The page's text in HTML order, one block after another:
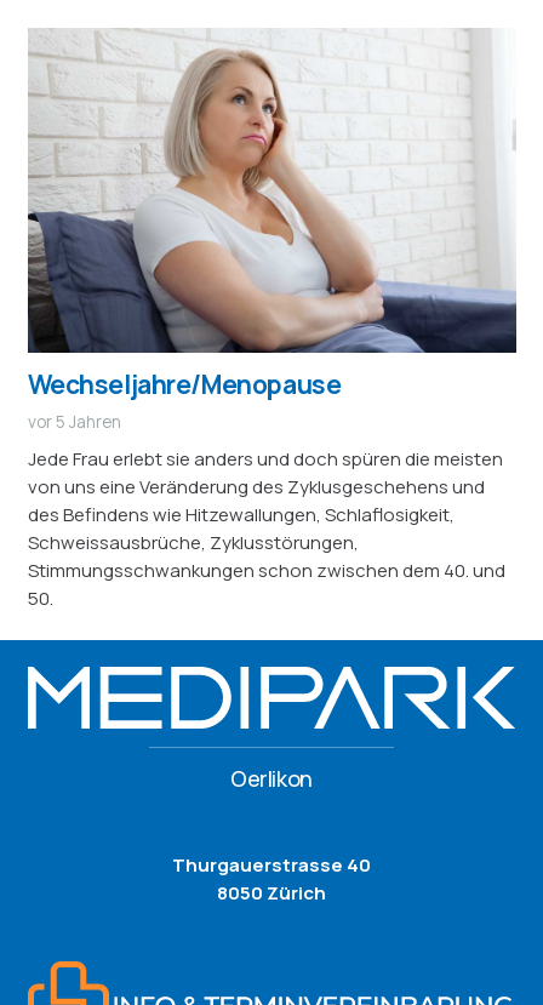
Wechseljahre/Menopause
vor 5 Jahren
Jede Frau erlebt sie anders und doch spüren die meisten
von uns eine Veränderung des Zyklusgeschehens und
des Befindens wie Hitzewallungen, Schlaflosigkeit,
Schweissausbrüche, Zyklusstörungen,
Stimmungsschwankungen schon zwischen dem 40. und
50.
Oerlikon
Thurgauerstrasse 40
8050 Zürich